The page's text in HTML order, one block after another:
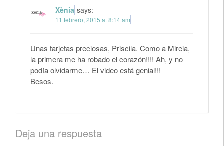
Xènia says:
11 febrero, 2015 at 8:14 am
Unas tarjetas preciosas, Priscila. Como a Mireia,
la primera me ha robado el corazón!!!! Ah, y no
podía olvidarme… El video está genial!!!
Besos.
Deja una respuesta